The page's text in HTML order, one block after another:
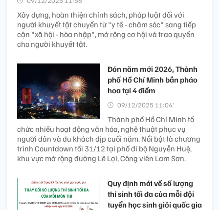
Xây dựng, hoàn thiện chính sách, pháp luật đối với
người khuyết tật chuyển từ "y tế - chăm sóc" sang tiếp
cận "xã hội - hòa nhập", mở rộng cơ hội và trao quyền
cho người khuyết tật.
Đón năm mới 2026, Thành
phố Hồ Chí Minh bắn pháo
hoa tại 4 điểm
09/12/2025 11:04’
Thành phố Hồ Chí Minh tổ
chức nhiều hoạt động văn hóa, nghệ thuật phục vụ
người dân và du khách dịp cuối năm. Nổi bật là chương
trình Countdown tối 31/12 tại phố đi bộ Nguyễn Huệ,
khu vực mở rộng đường Lê Lợi, Công viên Lam Sơn.
Quy định mới về số lượng
thí sinh tối đa của mỗi đội
tuyển học sinh giỏi quốc gia